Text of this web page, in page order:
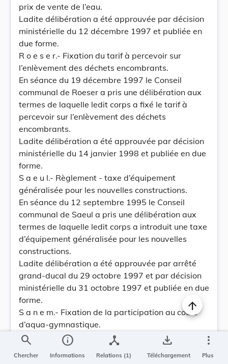
prix de vente de l’eau.
Ladite délibération a été approuvée par décision
ministérielle du 12 décembre 1997 et publiée en
due forme.
R o e s e r.- Fixation du tarif à percevoir sur
l’enlèvement des déchets encombrants.
En séance du 19 décembre 1997 le Conseil
communal de Roeser a pris une délibération aux
termes de laquelle ledit corps a fixé le tarif à
percevoir sur l’enlèvement des déchets
encombrants.
Ladite délibération a été approuvée par décision
ministérielle du 14 janvier 1998 et publiée en due
forme.
S a e u l.- Règlement - taxe d’équipement
généralisée pour les nouvelles constructions.
En séance du 12 septembre 1995 le Conseil
communal de Saeul a pris une délibération aux
termes de laquelle ledit corps a introduit une taxe
d’équipement généralisée pour les nouvelles
constructions.
Ladite délibération a été approuvée par arrêté
grand-ducal du 29 octobre 1997 et par décision
ministérielle du 31 octobre 1997 et publiée en due
forme.
S a n e m.- Fixation de la participation au cours
d’aqua-gymnastique.
En séance du 05 décembre 1997 le Conseil
communal de Sanem a pris une délibération aux
termes de laquelle ledit corps a fixé la
search
Chercher
info
Informations
device_hub
Relations (1)
save_alt
Téléchargement
more_vert
Plus